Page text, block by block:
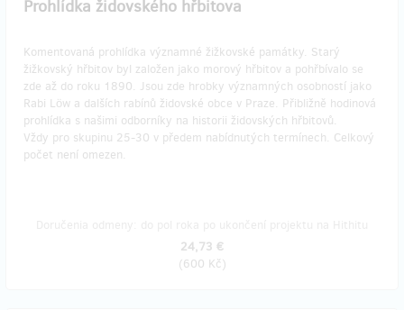
Prohlídka židovského hřbitova
Komentovaná prohlídka významné žižkovské památky. Starý
žižkovský hřbitov byl založen jako morový hřbitov a pohřbívalo se
zde až do roku 1890. Jsou zde hrobky významných osobností jako
Rabi Löw a dalších rabínů židovské obce v Praze. Přibližně hodinová
prohlídka s našimi odborníky na historii židovských hřbitovů.
Vždy pro skupinu 25-30 v předem nabídnutých termínech. Celkový
počet není omezen.
24,73 €
(600 Kč)